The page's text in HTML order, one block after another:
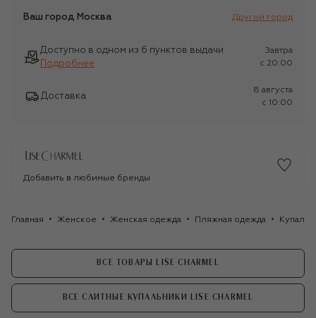
Ваш город Москва Другой город
Доступно в одном из 6 пунктов выдачи
Подробнее
Завтра
c 20:00
Доставка
8 августа
c 10:00
Добавить в любимые бренды
Главная Женское Женская одежда Пляжная одежда
ВСЕ ТОВАРЫ LISE CHARMEL
ВСЕ СЛИТНЫЕ КУПАЛЬНИКИ LISE CHARMEL